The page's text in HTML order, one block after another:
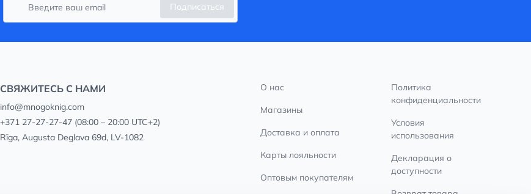
Подписаться
СВЯЖИТЕСЬ С НАМИ
info@mnogoknig.com
+371 27-27-27-47(08:00 – 20:00 UTC+2)
Rīga, Augusta Deglava 69d, LV-1082
О нас
Магазины
Доставка и оплата
Карты лояльности
Оптовым покупателям
Политика
конфиденциальности
Условия
использования
Декларация о
доступности